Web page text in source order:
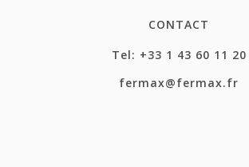
CONTACT
Tel: +33 1 43 60 11 20
fermax@fermax.fr